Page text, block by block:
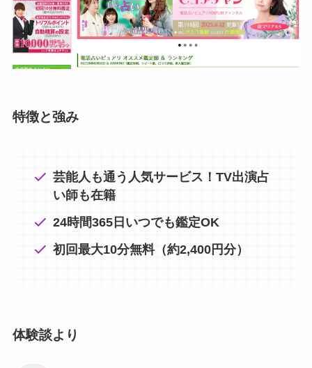
特徴と強み
芸能人も通う人気サービス！TV出演占
い師も在籍
24時間365日いつでも鑑定OK
初回最大10分無料（約2,400円分）
体験談より